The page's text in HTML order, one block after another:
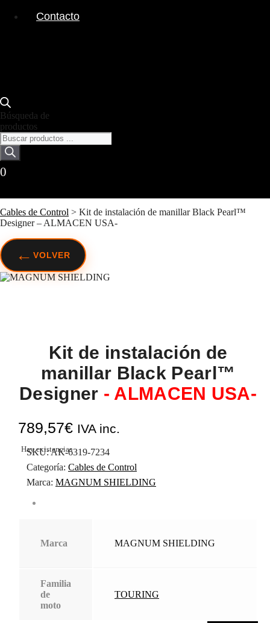
Cables de Control > Kit de instalación de manillar Black Pearl™
Designer – ALMACEN USA-
Contacto
Búsqueda de
productos
0
← VOLVER
Kit de instalación de
manillar Black Pearl™
Designer - ALMACEN USA-
789,57€ IVA inc.
Hay existencias
SKU:AK-6319-7234
Categoría: Cables de Control
Marca: MAGNUM SHIELDING
Marca MAGNUM SHIELDING
Familia
de
moto
TOURING